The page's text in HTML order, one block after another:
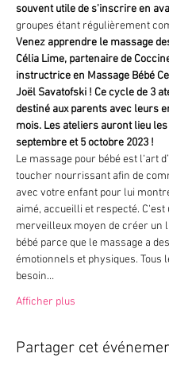
souvent utile de s'inscrire en
groupes étant régulièrement
Venez apprendre le massage
Célia Lime, partenaire de
instructrice en Massage Bébé
Joël Savatofski ! Ce cycle de 3
destiné aux parents avec leurs
mois. Les ateliers auront lieu les
septembre et 5 octobre 2023 !
Le massage pour bébé est l‘art
toucher nourrissant afin de
avec votre enfant pour lui
aimé, accueilli et respecté. C‘est
merveilleux moyen de créer un
bébé parce que le massage a
émotionnels et physiques. Tous
besoin…
Afficher plus
Partager cet